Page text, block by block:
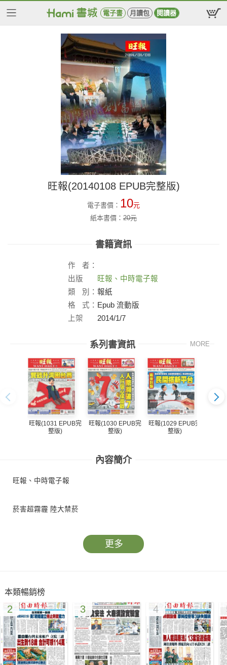
電子書 月讀包 閱讀器
旺報(20140108 EPUB完整版)
電子書價： 10元
紙本書價： 20元
書籍資訊
作
者：
出版
社：
旺報、中時電子報
類
別： 報紙
格
式： Epub 流動版
上架
2014/1/7
系列書資訊 MORE
旺報(1031 EPUB完
整版)
旺報(1030 EPUB完
整版)
旺報(1029 EPUB完
整版)
內容簡介
旺報、中時電子報
菸害超霧霾 陸大禁菸
更多
本類暢銷榜
2 3 4